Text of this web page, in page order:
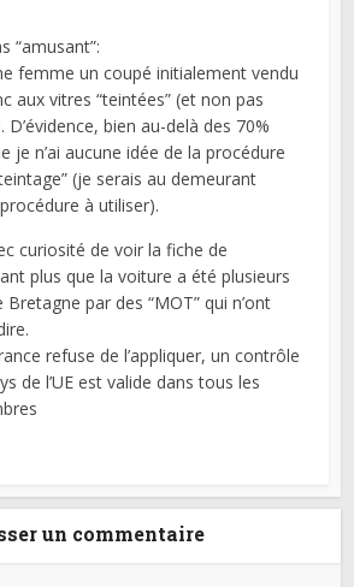
“amusant”:
femme un coupé initialement vendu
aux vitres “teintées” (et non pas
D’évidence, bien au-delà des 70%
je n’ai aucune idée de la procédure
(je serais au demeurant
à utiliser).
curiosité de voir la fiche de
plus que la voiture a été plusieurs
par des “MOT” qui n’ont
refuse de l’appliquer, un contrôle
de l’UE est valide dans tous les
un commentaire